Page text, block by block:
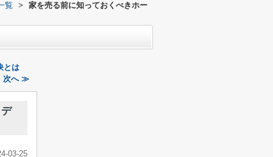
覧 > 家を売る前に知っておくべきホー
とは
次へ ≫
03-25